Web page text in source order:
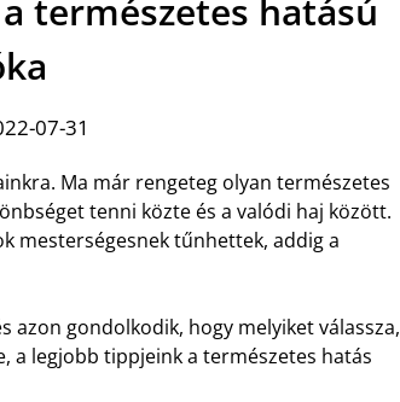
természetes hatású
07-31
Ma már rengeteg olyan természetes
tenni közte és a valódi haj között.
mesterségesnek tűnhettek, addig a
azon gondolkodik, hogy melyiket válassza,
a legjobb tippjeink a természetes hatás